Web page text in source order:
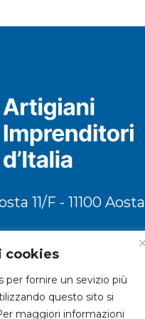
cookies
per fornire un sevizio più
questo sito si
maggiori informazioni
11/F - 11100 Aosta